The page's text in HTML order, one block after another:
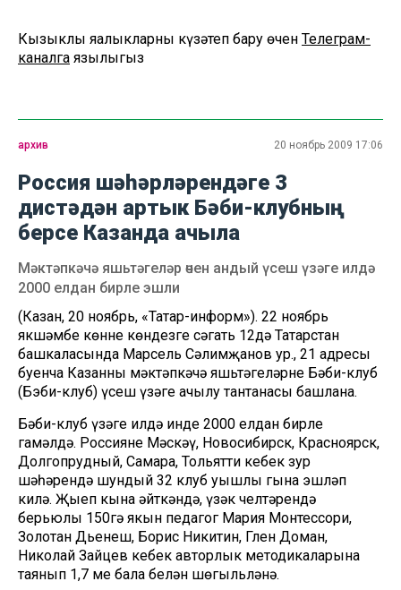
Кызыклы яңалыкларны күзәтеп бару өчен Телеграм-
каналга язылыгыз
архив 20 ноябрь 2009 17:06
Россия шәһәрләрендәге 3
дистәдән артык Бәби-клубның
берсе Казанда ачыла
Мәктәпкәчә яшьтәгеләр өчен андый үсеш үзәге илдә
2000 елдан бирле эшли
(Казан, 20 ноябрь, «Татар-информ»). 22 ноябрь
якшәмбе көнне көндезге сәгать 12дә Татарстан
башкаласында Марсель Сәлимҗанов ур., 21 адресы
буенча Казанның мәктәпкәчә яшьтәгеләрнең Бәби-клуб
(Бэби-клуб) үсеш үзәге ачылу тантанасы башлана.
Бәби-клуб үзәге илдә инде 2000 елдан бирле
гамәлдә. Россиянең Мәскәү, Новосибирск, Красноярск,
Долгопрудный, Самара, Тольятти кебек зур
шәһәрендә шундый 32 клуб уңышлы гына эшләп
килә. Җыеп кына әйткәндә, үзәк челтәрендә
берьюлы 150гә якын педагог Мария Монтессори,
Золотан Дьенеш, Борис Никитин, Глен Доман,
Николай Зайцев кебек авторлык методикаларына
таянып 1,7 мең бала белән шөгыльләнә.